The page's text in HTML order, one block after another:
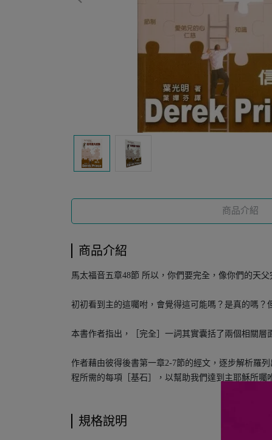
商品介紹
商品介紹
馬太福音五章48節 所以，你們要完全，像你們的天父
初初看到主的這囑咐，會覺得這可能嗎？是真的嗎？
本書作者指出，［完全］一詞其實囊括了兩個相關層
作者藉由彼得後書第一章2-7節的經文，逐步解析羅
程所需的每項［基石］，以幫助我們達到主耶穌所
規格說明